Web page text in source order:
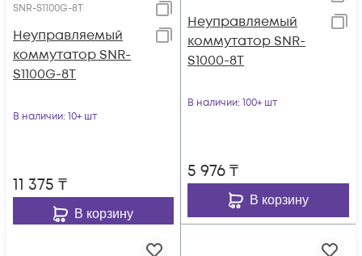
SNR-S1100G-8T
Неуправляемый
коммутатор SNR-
S1100G-8T
В наличии: 10+ шт
11 375 ₸
В корзину
Неуправляемый
коммутатор SNR-
S1000-8T
В наличии: 100+ шт
5 976₸
В корзину